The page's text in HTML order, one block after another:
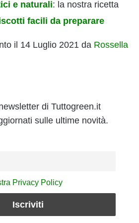
e naturali: la nostra ricetta
facili da preparare
il 14 Luglio 2021 da Rossella
di Tuttogreen.it
sulle ultime novità.
Privacy Policy